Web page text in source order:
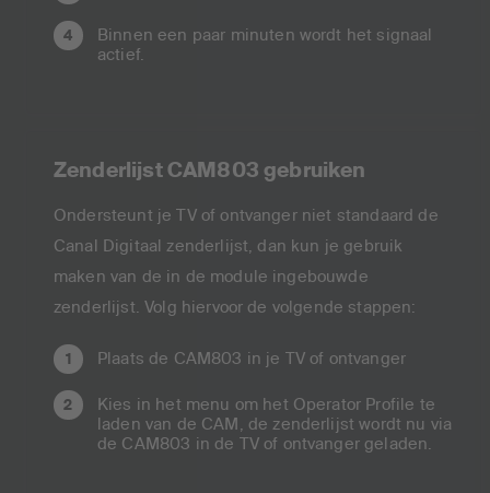
Binnen een paar minuten wordt het signaal
actief.
Zenderlijst CAM803 gebruiken
Ondersteunt je TV of ontvanger niet standaard de
Canal Digitaal zenderlijst, dan kun je gebruik
maken van de in de module ingebouwde
zenderlijst. Volg hiervoor de volgende stappen:
Plaats de CAM803 in je TV of ontvanger
Kies in het menu om het Operator Profile te
laden van de CAM, de zenderlijst wordt nu via
de CAM803 in de TV of ontvanger geladen.